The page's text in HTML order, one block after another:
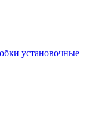
установочные